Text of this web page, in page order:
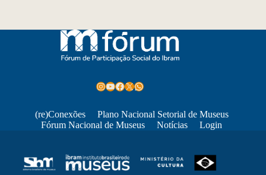
Instagram
Youtube
Facebook
X WhatsApp
(re)Conexões
Plano Nacional Setorial de Museus
Fórum Nacional de Museus
Notícias Login